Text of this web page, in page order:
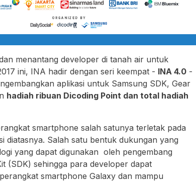
menantang developer di tanah air untuk
ini, INA hadir dengan seri keempat - INA 4.0 -
aplikasi untuk Samsung SDK, Gear
hadiah ribuan Dicoding Point dan total hadiah
smartphone salah satunya terletak pada
diatasnya. Salah satu bentuk dukungan yang
yang dapat digunakan oleh pengembang
(SDK) sehingga para developer dapat
smartphone Galaxy dan mampu